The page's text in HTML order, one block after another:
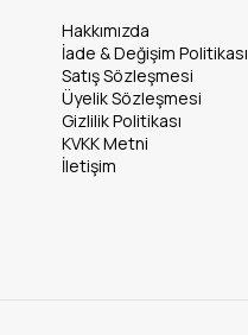
Hakkımızda
İade & Değişim Politikası
Satış Sözleşmesi
Üyelik Sözleşmesi
Gizlilik Politikası
KVKK Metni
İletişim